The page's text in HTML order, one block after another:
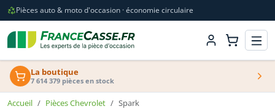
Pièces auto & moto d'occasion · économie circulaire
La boutique
7 614 379 pièces en stock
Accueil Pièces Chevrolet Spark